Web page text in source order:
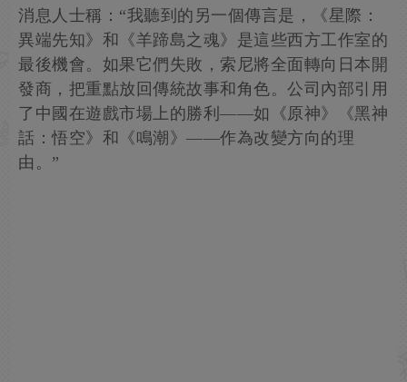
消息人士稱：“我聽到的另一個傳言是，《星際：
異端先知》和《羊蹄島之魂》是這些西方工作室的
最後機會。如果它們失敗，索尼將全面轉向日本開
發商，把重點放回傳統故事和角色。公司內部引用
了中國在遊戲市場上的勝利——如《原神》《黑神
話：悟空》和《鳴潮》——作為改變方向的理
由。”